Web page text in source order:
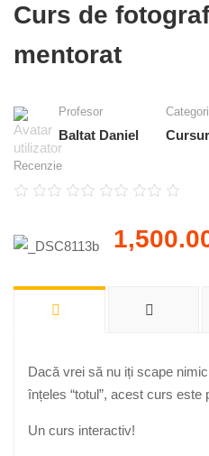
Curs de
mentorat
Profesor
Baltat Daniel
Recenzie
Dacă vrei să nu iți scape
înțeles “totul”, acest curs este
Un curs interactiv!